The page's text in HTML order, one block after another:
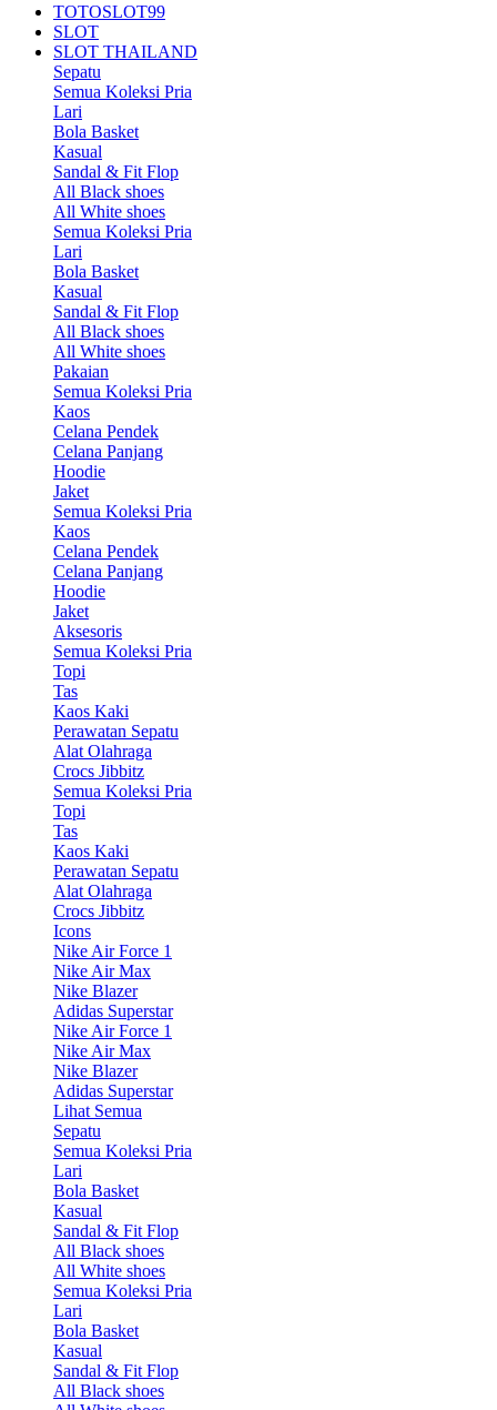
TOTOSLOT99
SLOT
SLOT THAILAND
Sepatu
Semua Koleksi Pria
Lari
Bola Basket
Kasual
Sandal & Fit Flop
All Black shoes
All White shoes
Semua Koleksi Pria
Lari
Bola Basket
Kasual
Sandal & Fit Flop
All Black shoes
All White shoes
Pakaian
Semua Koleksi Pria
Kaos
Celana Pendek
Celana Panjang
Hoodie
Jaket
Semua Koleksi Pria
Kaos
Celana Pendek
Celana Panjang
Hoodie
Jaket
Aksesoris
Semua Koleksi Pria
Topi
Tas
Kaos Kaki
Perawatan Sepatu
Alat Olahraga
Crocs Jibbitz
Semua Koleksi Pria
Topi
Tas
Kaos Kaki
Perawatan Sepatu
Alat Olahraga
Crocs Jibbitz
Icons
Nike Air Force 1
Nike Air Max
Nike Blazer
Adidas Superstar
Nike Air Force 1
Nike Air Max
Nike Blazer
Adidas Superstar
Lihat Semua
Sepatu
Semua Koleksi Pria
Lari
Bola Basket
Kasual
Sandal & Fit Flop
All Black shoes
All White shoes
Semua Koleksi Pria
Lari
Bola Basket
Kasual
Sandal & Fit Flop
All Black shoes